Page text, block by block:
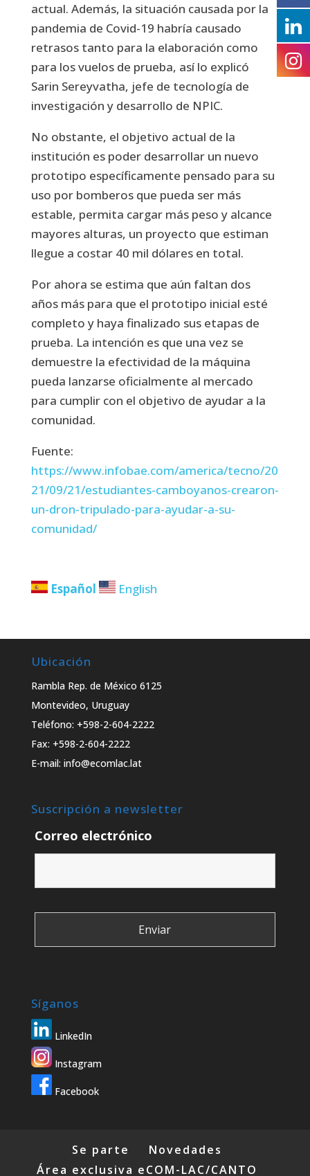
actual. Además, la situación causada por la
pandemia de Covid-19 habría causado
retrasos tanto para la elaboración como
para los vuelos de prueba, así lo explicó
Sarin Sereyvatha, jefe de tecnología de
investigación y desarrollo de NPIC.
No obstante, el objetivo actual de la
institución es poder desarrollar un nuevo
prototipo específicamente pensado para su
uso por bomberos que pueda ser más
estable, permita cargar más peso y alcance
mayores alturas, un proyecto que estiman
llegue a costar 40 mil dólares en total.
Por ahora se estima que aún faltan dos
años más para que el prototipo inicial esté
completo y haya finalizado sus etapas de
prueba. La intención es que una vez se
demuestre la efectividad de la máquina
pueda lanzarse oficialmente al mercado
para cumplir con el objetivo de ayudar a la
comunidad.
Fuente:
https://www.infobae.com/america/tecno/20
21/09/21/estudiantes-camboyanos-crearon-
un-dron-tripulado-para-ayudar-a-su-
comunidad/
Español English
Ubicación
Rambla Rep. de México 6125
Montevideo, Uruguay
Teléfono: +598-2-604-2222
Fax: +598-2-604-2222
E-mail: info@ecomlac.lat
Suscripción a newsletter
Correo electrónico
Síganos
LinkedIn
Instagram
Facebook
Se parte
Novedades
Área exclusiva eCOM-LAC/CANTO